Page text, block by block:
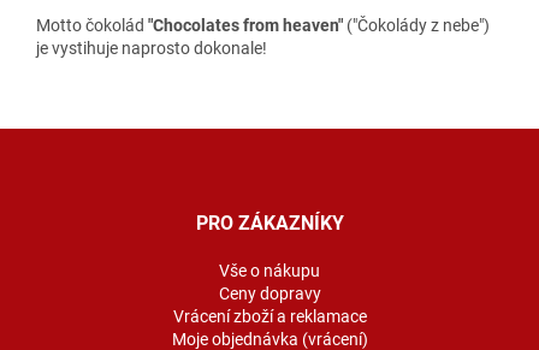
Motto čokolád "Chocolates from heaven" ("Čokolády z nebe")
je vystihuje naprosto dokonale!
PRO ZÁKAZNÍKY
Vše o nákupu
Ceny dopravy
Vrácení zboží a reklamace
Moje objednávka (vrácení)